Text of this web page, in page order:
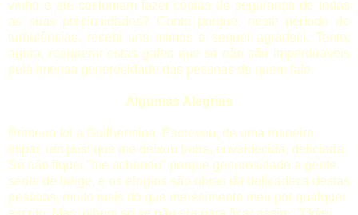
vinho e até costumam fazer cópias de segurança de todas
as suas preciosidades? Conto porque, neste período de
turbulências, recebi uns mimos e sequer agradeci. Tento,
agora, recuperar estas gafes que só não são imperdoáveis
pela imensa generosidade das pessoas de quem falo.
Algumas Alegrias
Primeiro foi a Guilhermina. Escreveu, de uma maneira
ímpar, um post que me deixou boba, envaidecida, deliciada.
Só não fiquei "me achando" porque generosidade a gente
sente de longe, e os elogios são obras da delicadeza destas
pessoas, muito mais do que merecimento meu por qualquer